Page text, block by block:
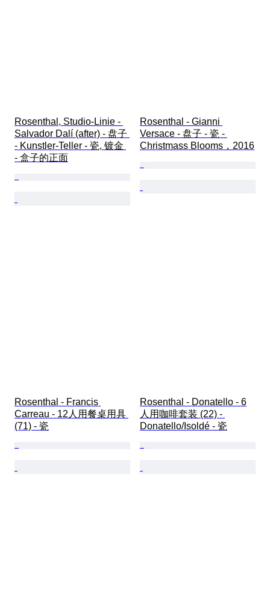
Rosenthal, Studio-Linie -
Salvador Dalí (after) - 盘子
- Kunstler-Teller - 瓷, 镀金
- 盒子的正面
Rosenthal - Gianni
Versace - 盘子 - 瓷 -
Christmass Blooms，2016
Rosenthal - Francis
Carreau - 12人用餐桌用具
(71) - 瓷
Rosenthal - Donatello - 6
人用咖啡套装 (22) -
Donatello/Isoldé - 瓷